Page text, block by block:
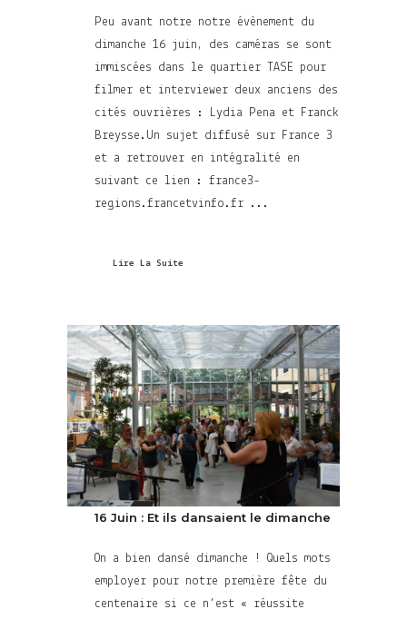
Peu avant notre notre évènement du
dimanche 16 juin, des caméras se sont
immiscées dans le quartier TASE pour
filmer et interviewer deux anciens des
cités ouvrières : Lydia Pena et Franck
Breysse.Un sujet diffusé sur France 3
et a retrouver en intégralité en
suivant ce lien : france3-
regions.francetvinfo.fr ...
Lire La Suite
16 Juin : Et ils dansaient le dimanche
On a bien dansé dimanche ! Quels mots
employer pour notre première fête du
centenaire si ce n’est « réussite